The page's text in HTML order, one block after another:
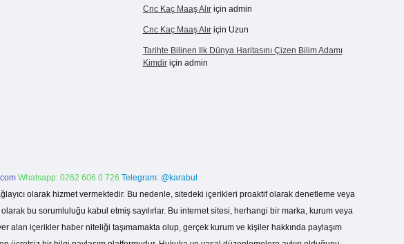
Cnc Kaç Maaş Alıriçin admin
Cnc Kaç Maaş Alıriçin Uzun
Tarihte Bilinen Ilk Dünya Haritasını Çizen Bilim Adamı
Kimdiriçin admin
Whatsapp: 0262 606 0 726 Telegram: @karabul
olarak hizmet vermektedir. Bu nedenle, sitedeki içerikleri proaktif olarak denetleme veya
bu sorumluluğu kabul etmiş sayılırlar. Bu internet sitesi, herhangi bir marka, kurum veya
alan içerikler haber niteliği taşımamakta olup, gerçek kurum ve kişiler hakkında paylaşım